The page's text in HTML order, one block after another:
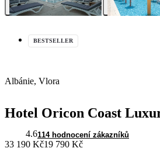
BESTSELLER
Albánie, Vlora
Hotel Oricon Coast
4.6114 hodnocení zákazníků
33 190 Kč19 790 Kč